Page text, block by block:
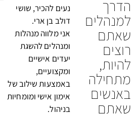
הדרך
למנהלים
שאתם
רוצים
להיות,
מתחילה
באנשים
שאתם
נעים להכיר, שושי
דולב בן ארי.
אני מלווה מנהלות
ומנהלים להשגת
יעדים אישיים
ומקצועיים,
באמצעות שילוב של
אימון אישי ומומחיות
בניהול.